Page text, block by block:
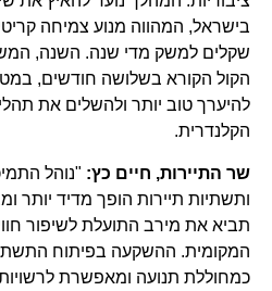
בישראל, המהווה מנוע צמיחה
שקלים למשק מדי שנה. השנה,
הקול הקורא בשלושה חודשים,
להיערך טוב יותר ולהשלים את
הקלנדרית.
שר התיירות, חיים כץ: "נוהל
ותשתיות תיירות הופך מדיד יותר
תביא את מירב התועלת לשיפור
המקומית. ההשקעה בפיתוח
כמחוללת תנועה ומאפשרת